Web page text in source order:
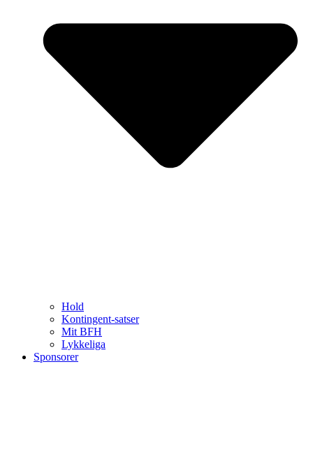
Hold
Kontingent-satser
Mit BFH
Lykkeliga
Sponsorer